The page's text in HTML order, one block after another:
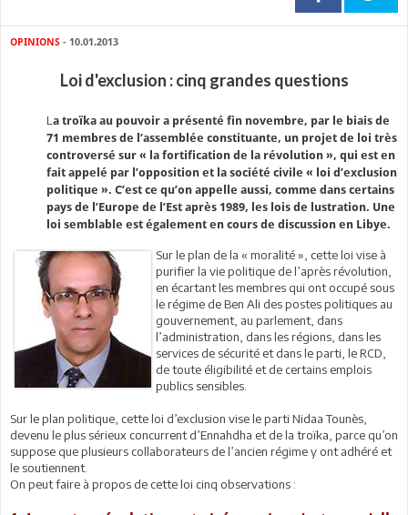
OPINIONS - 10.01.2013
Loi d'exclusion : cinq grandes questions
L a troïka au pouvoir a présenté fin novembre, par le biais de
71 membres de l’assemblée constituante, un projet de loi très
controversé sur « la fortification de la révolution », qui est en
fait appelé par l’opposition et la société civile « loi d’exclusion
politique ». C’est ce qu’on appelle aussi, comme dans certains
pays de l’Europe de l’Est après 1989, les lois de lustration. Une
loi semblable est également en cours de discussion en Libye.
Sur le plan de la « moralité », cette loi vise à
purifier la vie politique de l’après révolution,
en écartant les membres qui ont occupé sous
le régime de Ben Ali des postes politiques au
gouvernement, au parlement, dans
l’administration, dans les régions, dans les
services de sécurité et dans le parti, le RCD,
de toute éligibilité et de certains emplois
publics sensibles.
Sur le plan politique, cette loi d’exclusion vise le parti Nidaa Tounès,
devenu le plus sérieux concurrent d’Ennahdha et de la troïka, parce qu’on
suppose que plusieurs collaborateurs de l’ancien régime y ont adhéré et
le soutiennent.
On peut faire à propos de cette loi cinq observations :